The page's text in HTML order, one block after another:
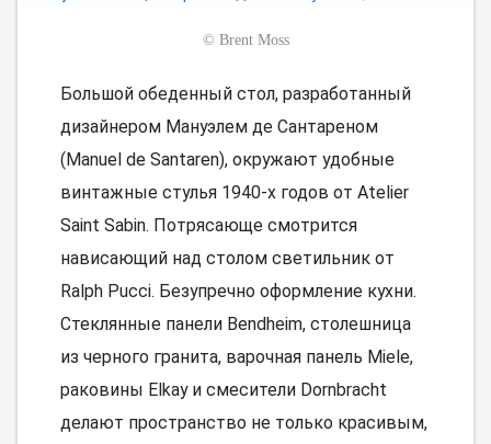
© Brent Moss
Большой обеденный стол, разработанный
дизайнером Мануэлем де Сантареном
(Manuel de Santaren), окружают удобные
винтажные стулья 1940-х годов от Atelier
Saint Sabin. Потрясающе смотрится
нависающий над столом светильник от
Ralph Pucci. Безупречно оформление кухни.
Стеклянные панели Bendheim, столешница
из черного гранита, варочная панель Miele,
раковины Elkay и смесители Dornbracht
делают пространство не только красивым,